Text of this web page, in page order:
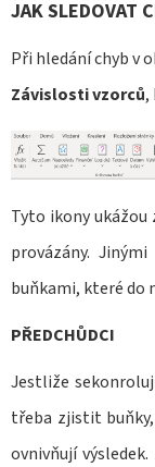
JAK SLEDOVAT
Při hledání chyb v
Závislosti vzorců,
Tyto ikony
provázány.
buňkami, které do
PŘEDCHŮDCI
Jestliže
třeba zjistit
ovnivňují
B
U
J
E
T
E
N
A
J
Í
T
?